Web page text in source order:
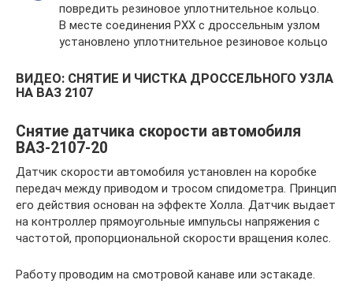
повредить резиновое уплотнительное кольцо.
В месте соединения РХХ с дроссельным узлом
установлено уплотнительное резиновое кольцо
ВИДЕО: СНЯТИЕ И ЧИСТКА ДРОССЕЛЬНОГО УЗЛА
НА ВАЗ 2107
Снятие датчика скорости автомобиля
ВАЗ-2107-20
Датчик скорости автомобиля установлен на коробке
передач между приводом и тросом спидометра. Принцип
его действия основан на эффекте Холла. Датчик выдает
на контроллер прямоугольные импульсы напряжения с
частотой, пропорциональной скорости вращения колес.
Работу проводим на смотровой канаве или эстакаде.